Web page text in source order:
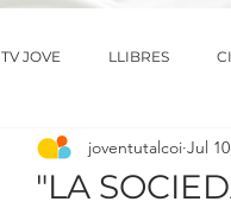
TV JOVE LLIBRES
"LA
joventutalcoi Jul